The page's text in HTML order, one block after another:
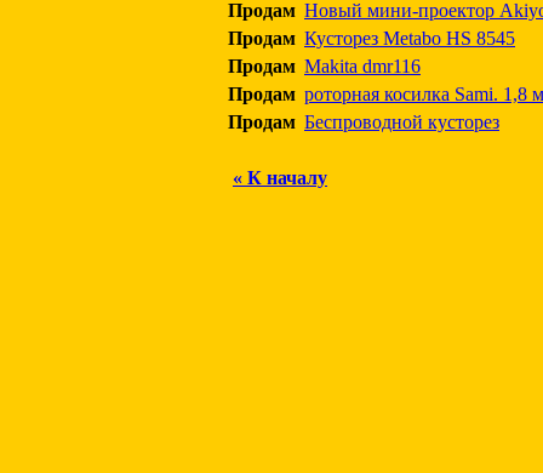
Продам Новый мини-проектор
Продам Кусторез Metabo HS 8545
Продам Makita dmr116
Продам роторная косилка Sami. 1,8 м
Продам Беспроводной кусторез
« К началу